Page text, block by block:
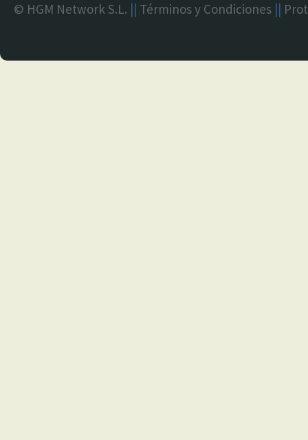
© HGM Network S.L. || Términos y Condiciones ||